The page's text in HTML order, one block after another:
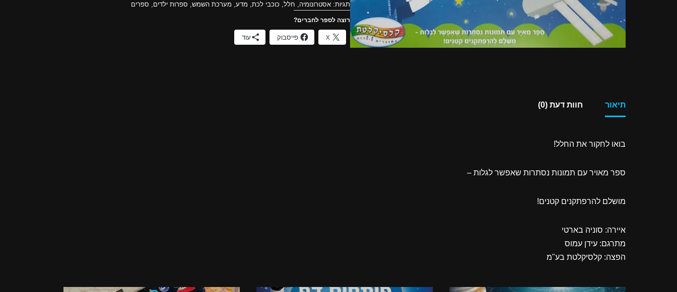
תגיות:אסטרונומיה, חלל, כוכבי לכת, מדע, מערכת השמש, ספרות ילדים, ספרים
רוצה לספר לחברים?
X פייסבוק עוד
תיאור חוות דעת (0)
בואו לחקור את החלל!
ספר מאויר עם תמונות נסתרות שאפשר לגלות –
מושלם להרפתקנים קטנים!
איירה: סוניה בארטי
מתרגם: עידן עמוס
הפצה: קלסיקלטת בע"מ